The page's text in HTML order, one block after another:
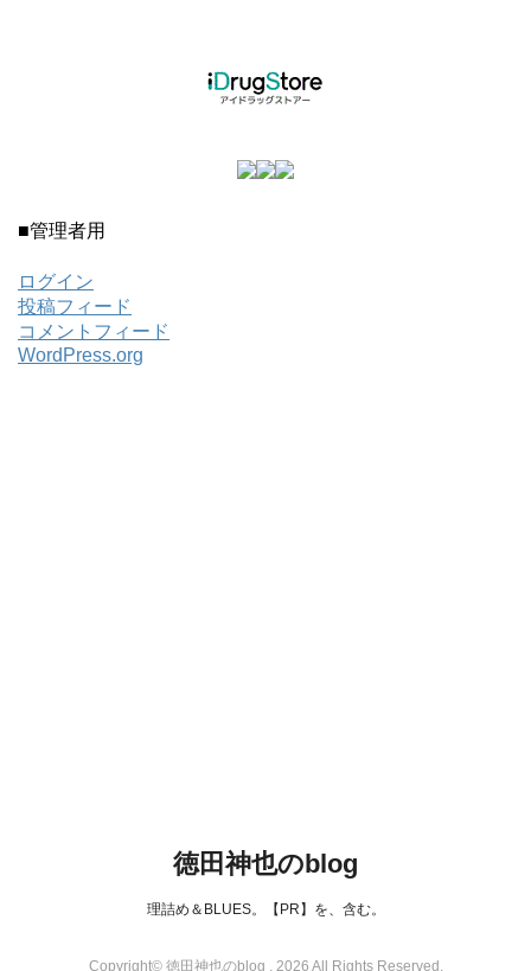
■管理者用
ログイン
投稿フィード
コメントフィード
WordPress.org
徳田神也のblog
理詰め＆BLUES。【PR】を、含む。
Copyright© 徳田神也のblog , 2026 All Rights Reserved.